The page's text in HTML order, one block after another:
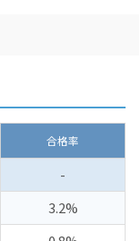
合格率
-
3.2%